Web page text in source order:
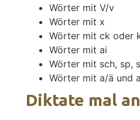
Wörter mit V/v
Wörter mit x
Wörter mit ck oder
Wörter mit ai
Wörter mit sch, sp,
Wörter mit a/ä und
Diktate mal